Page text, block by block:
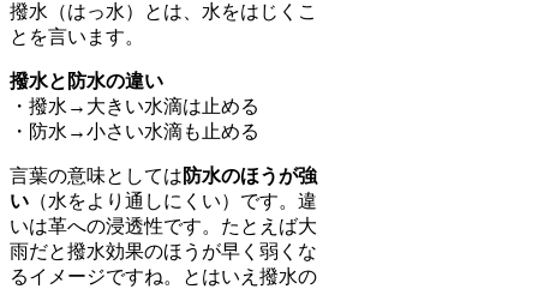
撥水（はっ水）とは、水をはじくこ
とを言います。
撥水と防水の違い
・撥水→大きい水滴は止める
・防水→小さい水滴も止める
言葉の意味としては 防水のほうが強
い （水をより通しにくい）です。違
いは革への浸透性です。たとえば大
雨だと撥水効果のほうが早く弱くな
るイメージですね。とはいえ撥水の